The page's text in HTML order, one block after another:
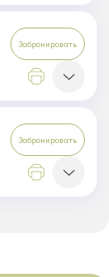
Забронировать
Забронировать